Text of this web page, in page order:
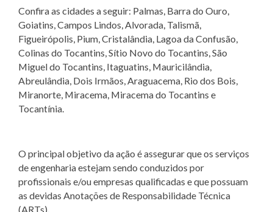
Confira as cidades a seguir: Palmas, Barra do Ouro,
Goiatins, Campos Lindos, Alvorada, Talismã,
Figueirópolis, Pium, Cristalândia, Lagoa da Confusão,
Colinas do Tocantins, Sítio Novo do Tocantins, São
Miguel do Tocantins, Itaguatins, Mauricilândia,
Abreulândia, Dois Irmãos, Araguacema, Rio dos Bois,
Miranorte, Miracema, Miracema do Tocantins e
Tocantínia.
O principal objetivo da ação é assegurar que os serviços
de engenharia estejam sendo conduzidos por
profissionais e/ou empresas qualificadas e que possuam
as devidas Anotações de Responsabilidade Técnica
(ARTs).